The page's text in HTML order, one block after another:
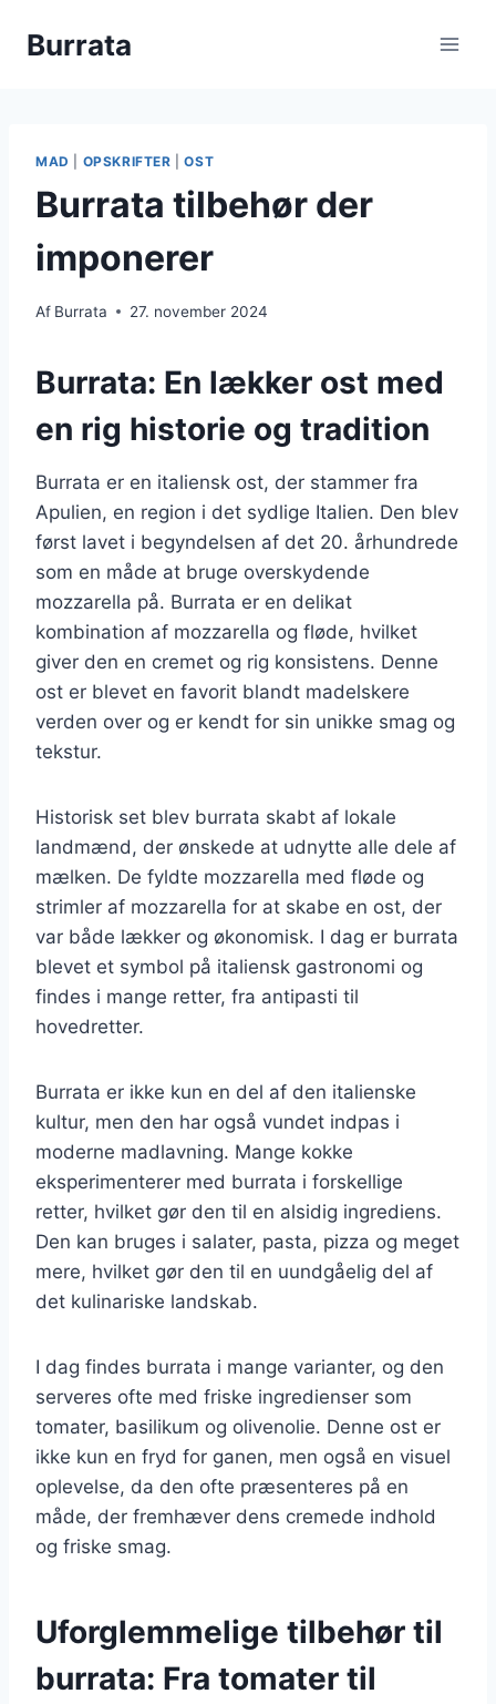
Burrata
MAD OPSKRIFTER |OST
Burrata tilbehør der
imponerer
Af Burrata 27. november 2024
Burrata: En lækker ost med
en rig historie og tradition
Burrata er en italiensk ost, der stammer fra
Apulien, en region i det sydlige Italien. Den blev
først lavet i begyndelsen af det 20. århundrede
som en måde at bruge overskydende
mozzarella på. Burrata er en delikat
kombination af mozzarella og fløde, hvilket
giver den en cremet og rig konsistens. Denne
ost er blevet en favorit blandt madelskere
verden over og er kendt for sin unikke smag og
tekstur.
Historisk set blev burrata skabt af lokale
landmænd, der ønskede at udnytte alle dele af
mælken. De fyldte mozzarella med fløde og
strimler af mozzarella for at skabe en ost, der
var både lækker og økonomisk. I dag er burrata
blevet et symbol på italiensk gastronomi og
findes i mange retter, fra antipasti til
hovedretter.
Burrata er ikke kun en del af den italienske
kultur, men den har også vundet indpas i
moderne madlavning. Mange kokke
eksperimenterer med burrata i forskellige
retter, hvilket gør den til en alsidig ingrediens.
Den kan bruges i salater, pasta, pizza og meget
mere, hvilket gør den til en uundgåelig del af
det kulinariske landskab.
I dag findes burrata i mange varianter, og den
serveres ofte med friske ingredienser som
tomater, basilikum og olivenolie. Denne ost er
ikke kun en fryd for ganen, men også en visuel
oplevelse, da den ofte præsenteres på en
måde, der fremhæver dens cremede indhold
og friske smag.
Uforglemmelige tilbehør til
burrata: Fra tomater til